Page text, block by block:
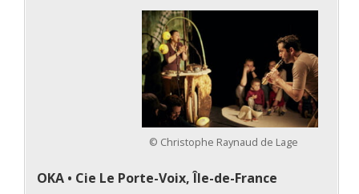
© Christophe Raynaud de Lage
OKA • Cie Le Porte-Voix, Île-de-France